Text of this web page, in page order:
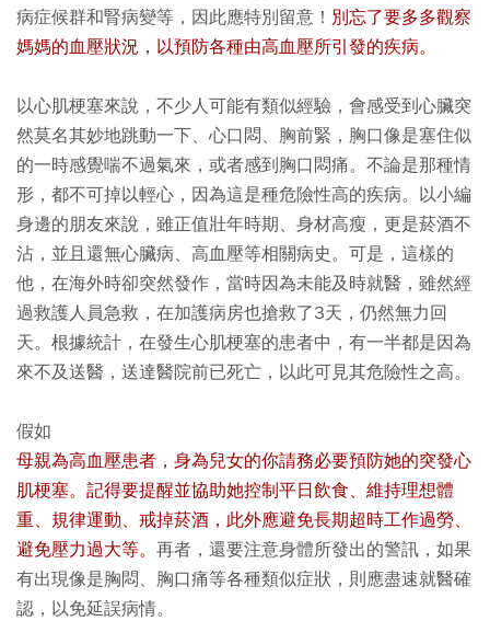
病症候群和腎病變等，因此應特別留意！ 別忘了要多多觀察
媽媽的血壓狀況，以預防各種由高血壓所引發的疾病。
以心肌梗塞來說，不少人可能有類似經驗，會感受到心臟突
然莫名其妙地跳動一下、心口悶、胸前緊，胸口像是塞住似
的一時感覺喘不過氣來，或者感到胸口悶痛。不論是那種情
形，都不可掉以輕心，因為這是種危險性高的疾病。以小編
身邊的朋友來說，雖正值壯年時期、身材高瘦，更是菸酒不
沾，並且還無心臟病、高血壓等相關病史。可是，這樣的
他，在海外時卻突然發作，當時因為未能及時就醫，雖然經
過救護人員急救，在加護病房也搶救了3天，仍然無力回
天。根據統計，在發生心肌梗塞的患者中，有一半都是因為
來不及送醫，送達醫院前已死亡，以此可見其危險性之高。
假如
母親為高血壓患者，身為兒女的你請務必要預防她的突發心
肌梗塞。記得要提醒並協助她控制平日飲食、維持理想體
重、規律運動、戒掉菸酒，此外應避免長期超時工作過勞、
避免壓力過大等。 再者，還要注意身體所發出的警訊，如果
有出現像是胸悶、胸口痛等各種類似症狀，則應盡速就醫確
認，以免延誤病情。